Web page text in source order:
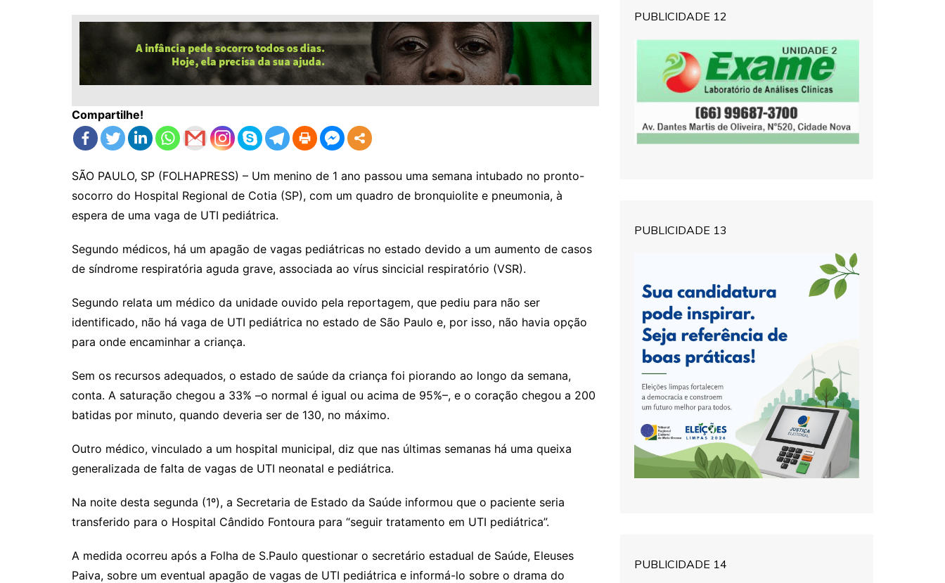
Compartilhe!
SÃO PAULO, SP (FOLHAPRESS) – Um menino de 1 ano passou uma semana intubado no pronto-
socorro do Hospital Regional de Cotia (SP), com um quadro de bronquiolite e pneumonia, à
espera de uma vaga de UTI pediátrica.
Segundo médicos, há um apagão de vagas pediátricas no estado devido a um aumento de casos
de síndrome respiratória aguda grave, associada ao vírus sincicial respiratório (VSR).
Segundo relata um médico da unidade ouvido pela reportagem, que pediu para não ser
identificado, não há vaga de UTI pediátrica no estado de São Paulo e, por isso, não havia opção
para onde encaminhar a criança.
Sem os recursos adequados, o estado de saúde da criança foi piorando ao longo da semana,
conta. A saturação chegou a 33% –o normal é igual ou acima de 95%–, e o coração chegou a 200
batidas por minuto, quando deveria ser de 130, no máximo.
Outro médico, vinculado a um hospital municipal, diz que nas últimas semanas há uma queixa
generalizada de falta de vagas de UTI neonatal e pediátrica.
Na noite desta segunda (1º), a Secretaria de Estado da Saúde informou que o paciente seria
transferido para o Hospital Cândido Fontoura para “seguir tratamento em UTI pediátrica”.
A medida ocorreu após a Folha de S.Paulo questionar o secretário estadual de Saúde, Eleuses
Paiva, sobre um eventual apagão de vagas de UTI pediátrica e informá-lo sobre o drama do
PUBLICIDADE 12
PUBLICIDADE 13
PUBLICIDADE 14